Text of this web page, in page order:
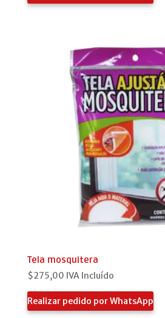
Tela mosquitera
$275,00 IVA Incluído
Realizar pedido por WhatsApp